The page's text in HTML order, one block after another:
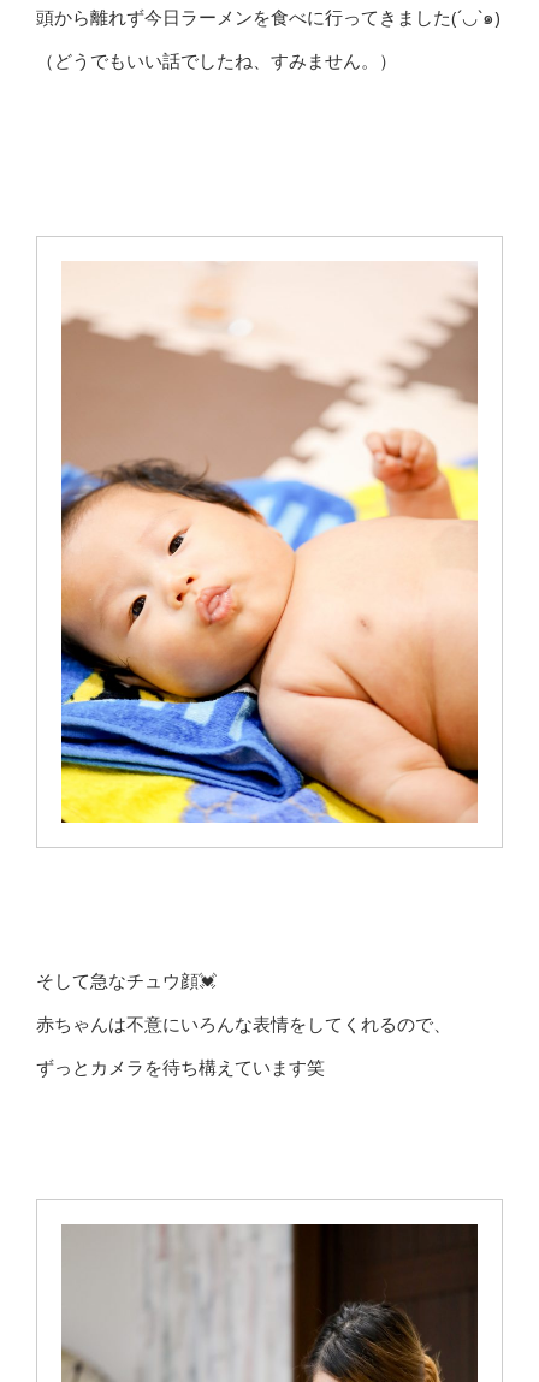
頭から離れず今日ラーメンを食べに行ってきました(´◡`๑)
（どうでもいい話でしたね、すみません。）
そして急なチュウ顔💓
赤ちゃんは不意にいろんな表情をしてくれるので、
ずっとカメラを待ち構えています笑